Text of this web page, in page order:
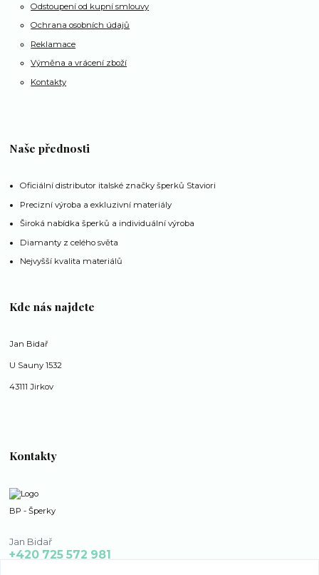
Odstoupení od kupní smlouvy
Ochrana osobních údajů
Reklamace
Výměna a vrácení zboží
Kontakty
Naše přednosti
Oficiální distributor italské značky šperků Staviori
Precizní výroba a exkluzivní materiály
Široká nabídka šperků a individuální výroba
Diamanty z celého světa
Nejvyšší kvalita materiálů
Kde nás najdete
Jan Bidař
U Sauny 1532
43111 Jirkov
Kontakty
BP - Šperky
Jan Bidař
+420 725 572 981